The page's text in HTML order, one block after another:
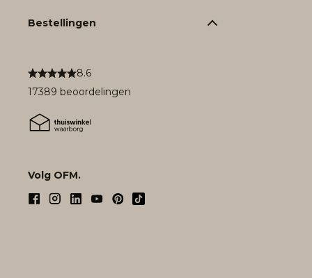
8.6
17389 beoordelingen
Volg OFM.
Bestellingen